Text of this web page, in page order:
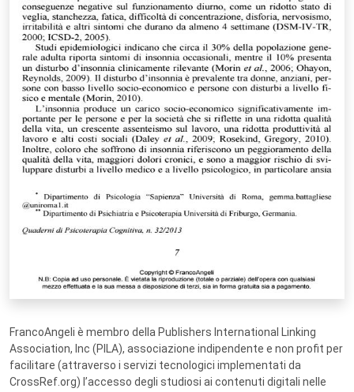
FrancoAngeli è membro della Publishers International Linking
Association, Inc (PILA), associazione indipendente e non profit per
facilitare (attraverso i servizi tecnologici implementati da
CrossRef.org) l’accesso degli studiosi ai contenuti digitali nelle